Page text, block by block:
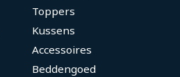
Toppers
Kussens
Accessoires
Beddengoed